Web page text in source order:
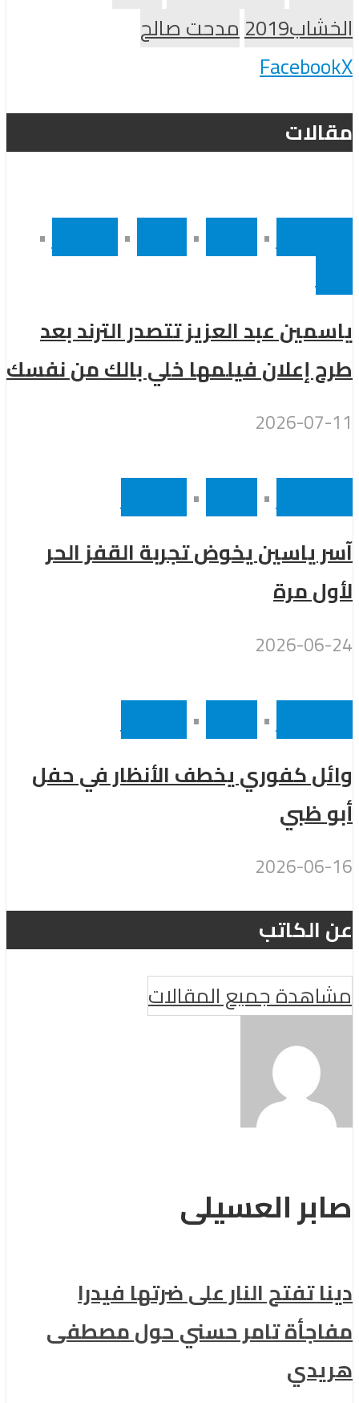
الخشاب2019
مدحت صالح
FacebookX
مقالات
•
•
•
•
ياسمين عبد العزيز تتصدر الترند بعد
طرح إعلان فيلمها خلي بالك من نفسك
2026-07-11
•
•
آسر ياسين يخوض تجربة القفز الحر
لأول مرة
2026-06-24
•
•
وائل كفوري يخطف الأنظار في حفل
أبو ظبي
2026-06-16
عن الكاتب
مشاهدة جميع المقالات
صابر العسيلى
دينا تفتح النار على ضرتها فيدرا
مفاجأة تامر حسني حول مصطفى
هريدي